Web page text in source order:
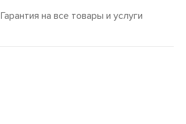
Гарантия на все товары и услуги